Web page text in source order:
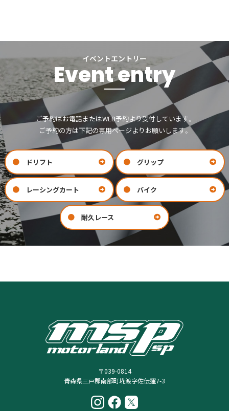
イベントエントリー
Event entry
ご予約はお電話またはWEB予約より受付しています。
ご予約の方は下記の専用ページよりお願いします。
ドリフト グリップ
レーシングカート バイク
耐久レース
お問い合わせ
会社案内
〒039-0814
青森県三戸郡南部町埖渡字佐伝窪7-3